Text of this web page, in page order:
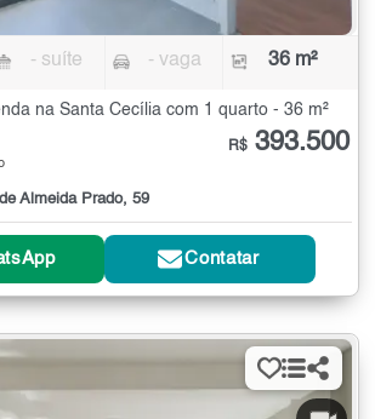
- suíte - vaga 36 m²
na Santa Cecília com 1 quarto - 36 m²
Almeida Prado, 59
R$ 393.500
Contatar